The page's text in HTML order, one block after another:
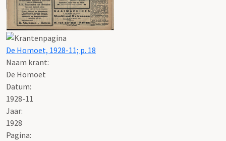
De Homoet, 1928-11; p. 18
Naam krant:
De Homoet
Datum:
1928-11
Jaar:
1928
Pagina: